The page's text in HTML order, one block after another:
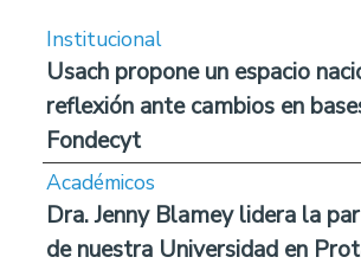
Institucional
Usach propone un espacio
reflexión ante cambios en
Fondecyt
Académicos
Dra. Jenny Blamey lidera la
de nuestra Universidad en